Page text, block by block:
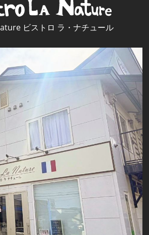
ビストロ ラ・ナチュール